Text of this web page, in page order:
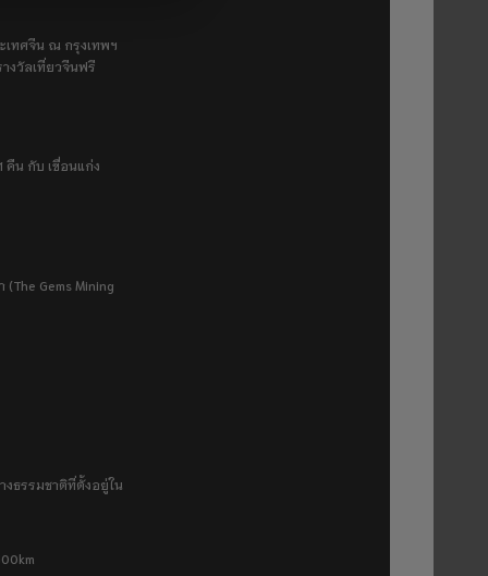
เทศจีน ณ กรุงเทพฯ
งวัลเที่ยวจีนฟรี
คืน กับ เขื่อนแก่ง
Gems Mining
งธรรมชาติที่ตั้งอยู่ใน